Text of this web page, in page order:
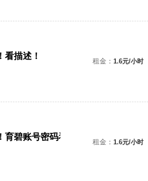
看描述！ 租金： 1.6元/小时
育碧账号密码看描述！租金： 1.6元/小时